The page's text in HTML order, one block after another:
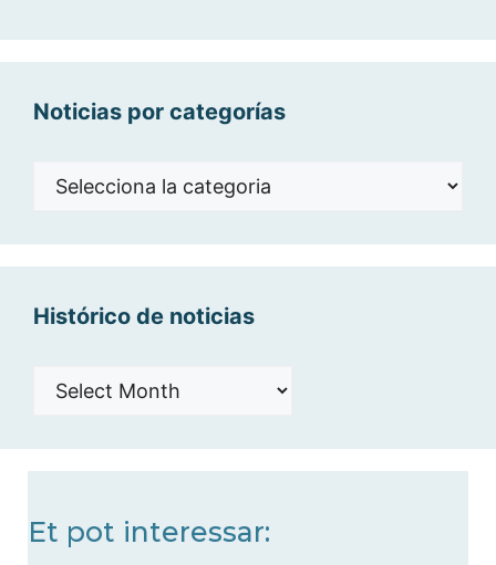
Noticias por categorías
Noticias
Histórico de noticias
Histórico
Et pot interessar: